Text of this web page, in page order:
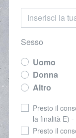
Sesso
Uomo
Donna
Altro
Presto il
la finalità E)
Presto il